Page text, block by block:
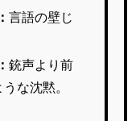
言語の壁じ
銃声より前
な沈黙。